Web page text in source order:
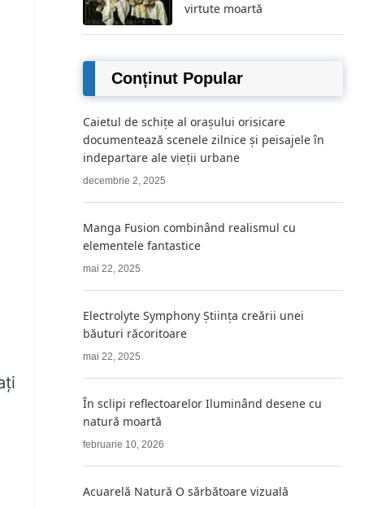
virtute moartă
Conținut Popular
Caietul de schițe al orașului orisicare
documentează scenele zilnice și peisajele în
indepartare ale vieții urbane
decembrie 2, 2025
Manga Fusion combinând realismul cu
elementele fantastice
mai 22, 2025
Electrolyte Symphony Știința creării unei
băuturi răcoritoare
mai 22, 2025
În sclipi reflectoarelor Iluminând desene cu
natură moartă
februarie 10, 2026
Acuarelă Natură O sărbătoare vizuală